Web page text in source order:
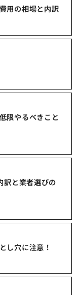
用の相場と内訳
限やるべきこと
訳と業者選びの
し穴に注意！